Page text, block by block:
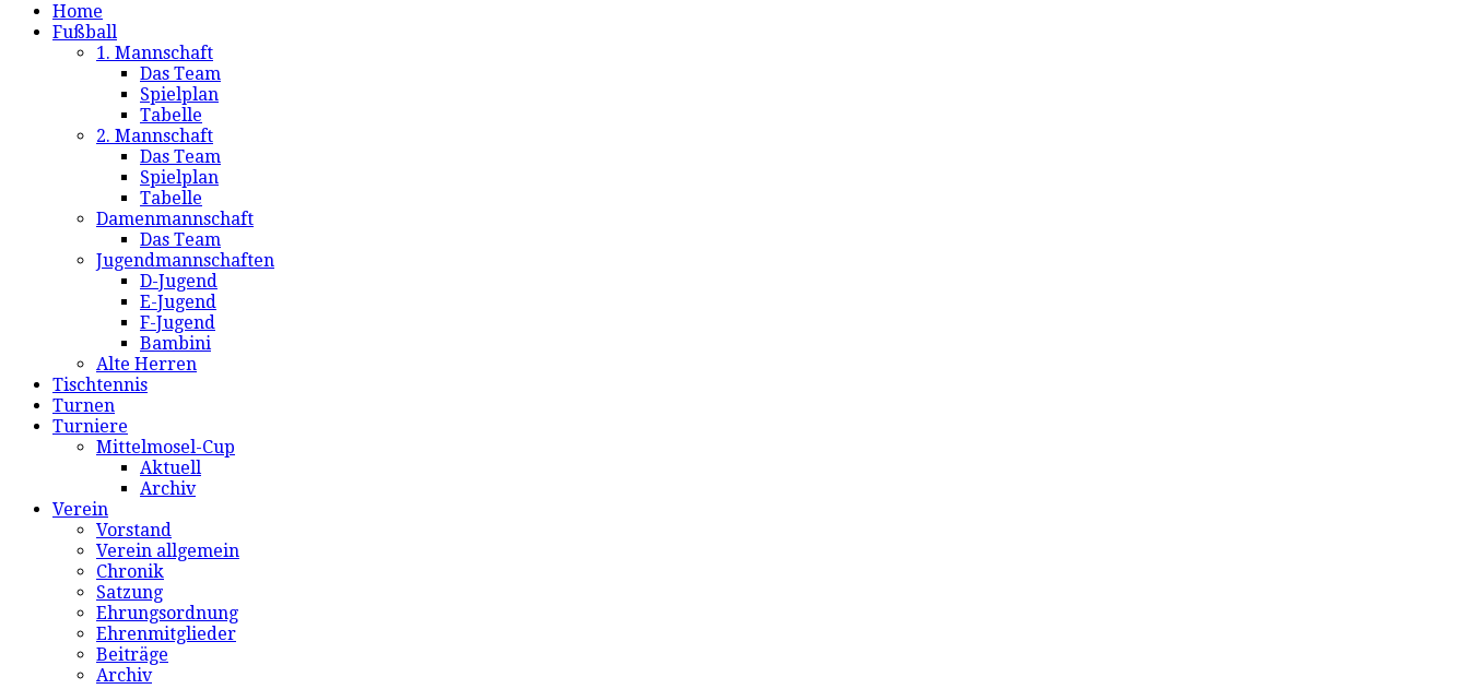
Home
Fußball
1. Mannschaft
Das Team
Spielplan
Tabelle
2. Mannschaft
Das Team
Spielplan
Tabelle
Damenmannschaft
Das Team
Jugendmannschaften
D-Jugend
E-Jugend
F-Jugend
Bambini
Alte Herren
Tischtennis
Turnen
Turniere
Mittelmosel-Cup
Aktuell
Archiv
Verein
Vorstand
Verein allgemein
Chronik
Satzung
Ehrungsordnung
Ehrenmitglieder
Beiträge
Archiv